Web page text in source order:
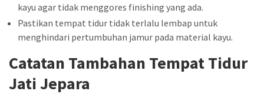
kayu agar tidak menggores finishing yang ada.
Pastikan tempat tidur tidak terlalu lembap untuk
menghindari pertumbuhan jamur pada material kayu.
Catatan Tambahan Tempat Tidur
Jati Jepara